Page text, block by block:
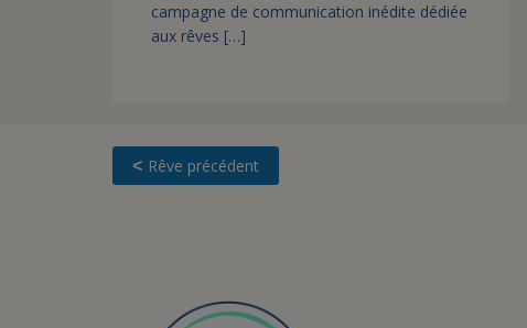
campagne de communication inédite dédiée
aux rêves […]
< Rêve précédent